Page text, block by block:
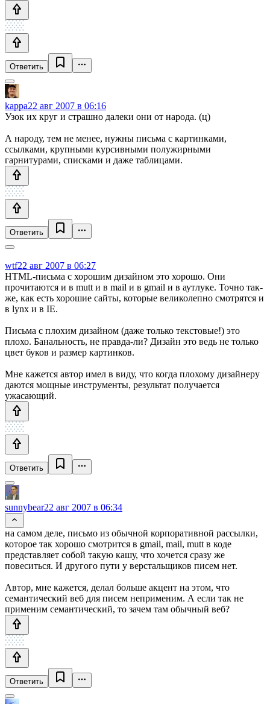
Ответить
kappa22 авг 2007 в 06:16
Узок их круг и страшно далеки они от народа. (ц)
А народу, тем не менее, нужны письма с картинками,
ссылками, крупными курсивными полужирными
гарнитурами, списками и даже таблицами.
Ответить
wtf22 авг 2007 в 06:27
HTML-письма с хорошим дизайном это хорошо. Они
прочитаются и в mutt и в mail и в gmail и в аутлуке. Точно так-
же, как есть хорошие сайты, которые великолепно смотрятся и
в lynx и в IE.
Письма с плохим дизайном (даже только текстовые!) это
плохо. Банальность, не правда-ли? Дизайн это ведь не только
цвет буков и размер картинков.
Мне кажется автор имел в виду, что когда плохому дизайнеру
даются мощные инструменты, результат получается
ужасающий.
Ответить
sunnybear22 авг 2007 в 06:34
на самом деле, письмо из обычной корпоративной рассылки,
которое так хорошо смотрится в gmail, mail, mutt в коде
представляет собой такую кашу, что хочется сразу же
повеситься. И другого пути у верстальщиков писем нет.
Автор, мне кажется, делал больше акцент на этом, что
семантический веб для писем неприменим. А если так не
применим семантический, то зачем там обычный веб?
Ответить